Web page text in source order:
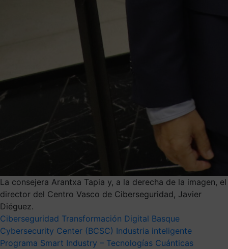
La consejera Arantxa Tapia y, a la derecha de la imagen, el
director del Centro Vasco de Ciberseguridad, Javier
Diéguez.
Ciberseguridad Transformación Digital Basque
Cybersecurity Center (BCSC) Industria inteligente
Programa Smart Industry – Tecnologías Cuánticas